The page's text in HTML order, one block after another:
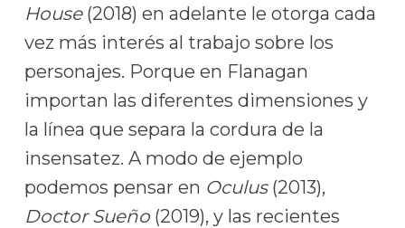
House(2018) en adelante le otorga cada
vez más interés al trabajo sobre los
personajes. Porque en Flanagan
importan las diferentes dimensiones y
la línea que separa la cordura de la
insensatez. A modo de ejemplo
podemos pensar en Oculus (2013),
Doctor Sueño(2019), y las recientes